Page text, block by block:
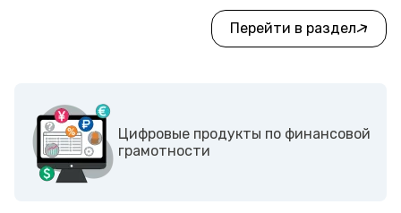
Перейти в раздел
Цифровые продукты по финансовой
грамотности